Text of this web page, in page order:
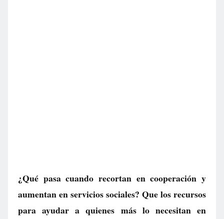
¿Qué pasa cuando recortan en cooperación y
aumentan en servicios sociales? Que los recursos
para ayudar a quienes más lo necesitan en